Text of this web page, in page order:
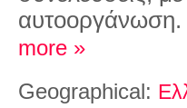
αυτοοργάνωση.
more »
Geographical: